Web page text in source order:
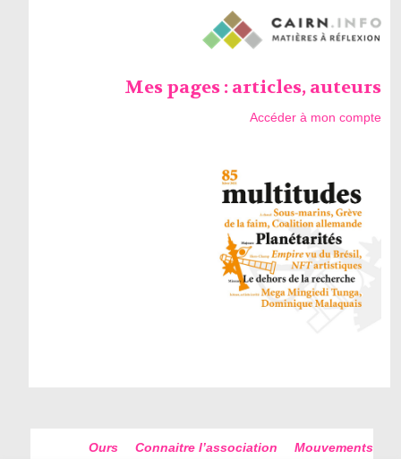
Mes pages : articles, auteurs
Accéder à mon compte
Ours Connaitre l’association Mouvements